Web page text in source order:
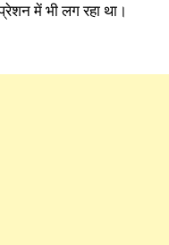
में भी लग रहा था।